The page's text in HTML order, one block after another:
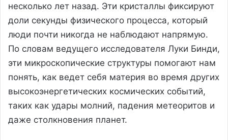
несколько лет назад. Эти кристаллы фиксируют
доли секунды физического процесса, который
люди почти никогда не наблюдают напрямую.
По словам ведущего исследователя Луки Бинди,
эти микроскопические структуры помогают нам
понять, как ведет себя материя во время других
высокоэнергетических космических событий,
таких как удары молний, падения метеоритов и
даже столкновения планет.